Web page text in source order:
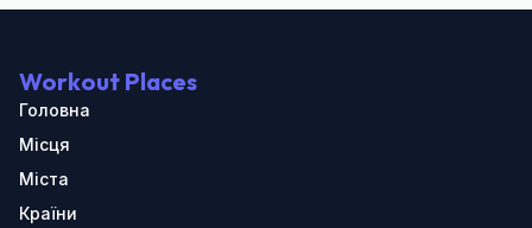
Workout Places
Головна
Місця
Міста
Країни